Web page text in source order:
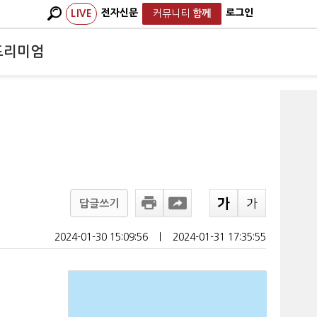
LIVE 전자신문 커뮤니티 함께 로그인
리미엄
답글쓰기
2024-01-30 15:09:56 2024-01-31 17:35:55